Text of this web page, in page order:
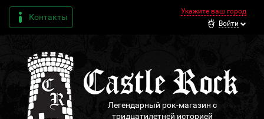
Контакты
Укажите ваш город
Войти
Легендарный рок-магазин с
тридцатилетней историей